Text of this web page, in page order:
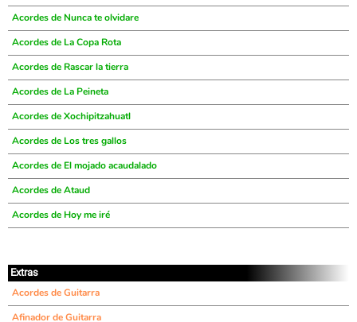
Acordes de Nunca te olvidare
Acordes de La Copa Rota
Acordes de Rascar la tierra
Acordes de La Peineta
Acordes de Xochipitzahuatl
Acordes de Los tres gallos
Acordes de El mojado acaudalado
Acordes de Ataud
Acordes de Hoy me iré
Extras
Acordes de Guitarra
Afinador de Guitarra